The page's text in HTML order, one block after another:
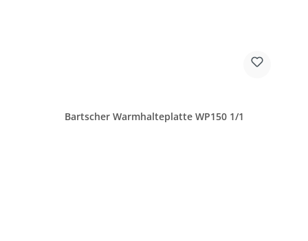
Bartscher Warmhalteplatte WP150 1/1